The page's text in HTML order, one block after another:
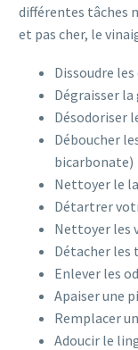
différentes tâches
et pas cher, le
Dissoudre
Dégraisser
Désodoriser
Déboucher
bicarbonate)
Nettoyer le
Détartrer
Nettoyer les
Détacher les
Enlever les
Apaiser une
Remplacer
Adoucir le